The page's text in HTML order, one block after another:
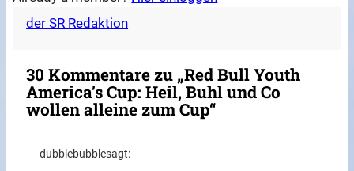
der SR Redaktion
30 Kommentare zu „Red Bull Youth
America’s Cup: Heil, Buhl und Co
wollen alleine zum Cup“
dubblebubblesagt: